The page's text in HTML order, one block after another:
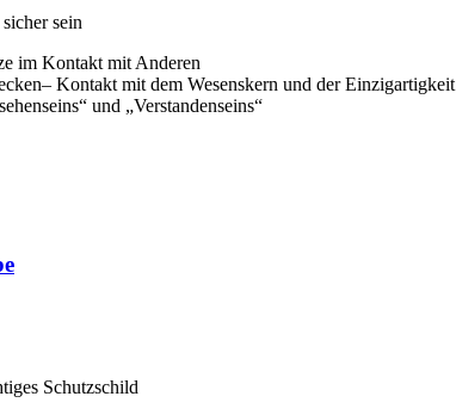
sein
im Kontakt mit Anderen
Kontakt mit dem Wesenskern und der Einzigartigkeit
und „Verstandenseins“
Schutzschild